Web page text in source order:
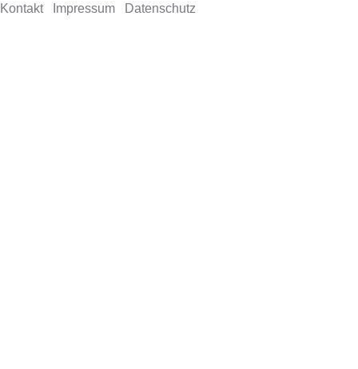
Kontakt Impressum Datenschutz